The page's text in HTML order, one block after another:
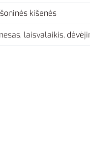
kišenės
laisvalaikis,